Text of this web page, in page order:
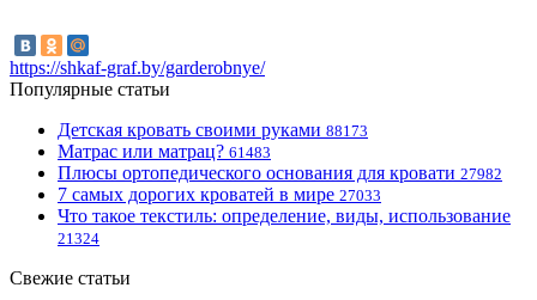
https://shkaf-graf.by/garderobnye/
Популярные статьи
Детская кровать своими руками 88173
Матрас или матрац? 61483
Плюсы ортопедического основания для кровати 27982
7 самых дорогих кроватей в мире 27033
Что такое текстиль: определение, виды, использование
21324
Свежие статьи